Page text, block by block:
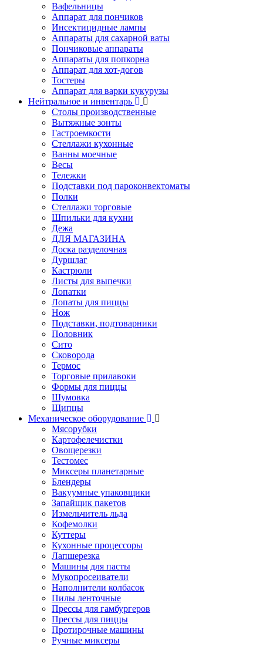
Вафельницы
Аппарат для пончиков
Инсектицидные лампы
Аппараты для сахарной ваты
Пончиковые аппараты
Аппараты для попкорна
Аппарат для хот-догов
Тостеры
Аппарат для варки кукурузы
Нейтральное и инвентарь
Столы производственные
Вытяжные зонты
Гастроемкости
Стеллажи кухонные
Ванны моечные
Весы
Тележки
Подставки под пароконвектоматы
Полки
Стеллажи торговые
Шпильки для кухни
Дежа
ДЛЯ МАГАЗИНА
Доска разделочная
Дуршлаг
Кастрюли
Листы для выпечки
Лопатки
Лопаты для пиццы
Нож
Подставки, подтоварники
Половник
Сито
Сковорода
Термос
Торговые прилавоки
Формы для пиццы
Шумовка
Щипцы
Механическое оборудование
Мясорубки
Картофелечистки
Овощерезки
Тестомес
Миксеры планетарные
Блендеры
Вакуумные упаковщики
Запайщик пакетов
Измельчитель льда
Кофемолки
Куттеры
Кухонные процессоры
Лапшерезка
Машины для пасты
Мукопросеиватели
Наполнители колбасок
Пилы ленточные
Прессы для гамбургеров
Прессы для пиццы
Протирочные машины
Ручные миксеры